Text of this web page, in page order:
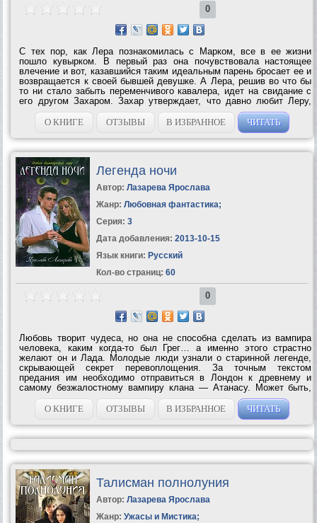
0
С тех пор, как Лера познакомилась с Марком, все в ее жизни
пошло кувырком. В первый раз она почувствовала настоящее
влечение и вот, казавшийся таким идеальным парень бросает ее и
возвращается к своей бывшей девушке. А Лера, решив во что бы
то ни стало забыть переменчивого кавалера, идет на свидание с
его другом Захаром. Захар утверждает, что давно любит Леру,
только все в его компании уверены: он предложил ей встречаться,
исключительно...
О КНИГЕ ОТЗЫВЫ В ИЗБРАННОЕ ЧИТАТЬ
Легенда ночи
Автор: Лазарева Ярослава
Жанр: Любовная фантастика;
Серия: 3
Дата добавления: 2013-10-15
Язык книги: Русский
Кол-во страниц: 60
0
Любовь творит чудеса, но она не способна сделать из вампира
человека, каким когда-то был Грег… а именно этого страстно
желают он и Лада. Молодые люди узнали о старинной легенде,
скрывающей секрет перевоплощения. За точным текстом
предания им необходимо отправиться в Лондон к древнему и
самому безжалостному вампиру клана — Атанасу. Может быть,
увидев, как влюбленные счастливы друг с другом, он согласится
открыть им...
О КНИГЕ ОТЗЫВЫ В ИЗБРАННОЕ ЧИТАТЬ
Талисман полнолуния
Автор: Лазарева Ярослава
Жанр: Ужасы и Мистика;